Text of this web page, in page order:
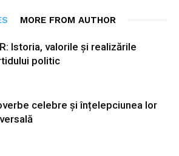
MORE FROM AUTHOR
Istoria, valorile și realizările
politic
celebre și înțelepciunea lor